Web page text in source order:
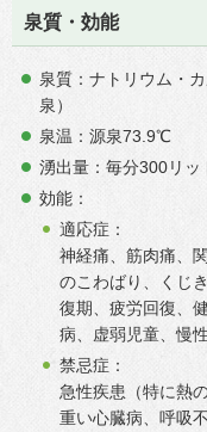
泉質・効能
泉質：ナトリウム・
泉）
泉温：源泉73.9℃
湧出量：毎分300リッ
効能：
適応症：
神経痛、筋肉痛、
のこわばり、くじ
復期、疲労回復、
病、虚弱児童、慢
禁忌症：
急性疾患（特に熱
重い心臓病、呼吸